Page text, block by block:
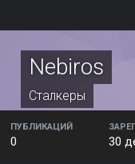
Nebiros
Сталкеры
ПУБЛИКАЦИЙ
0 30